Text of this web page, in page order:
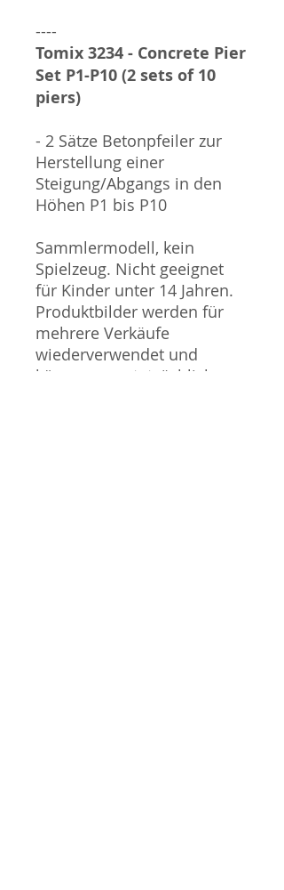
----
Tomix 3234 - Concrete Pier
Set P1-P10 (2 sets of 10
piers)
- 2 Sätze Betonpfeiler zur
Herstellung einer
Steigung/Abgangs in den
Höhen P1 bis P10
Sammlermodell, kein
Spielzeug. Nicht geeignet
für Kinder unter 14 Jahren.
Produktbilder werden für
mehrere Verkäufe
wiederverwendet und
können vom tatsächlichen